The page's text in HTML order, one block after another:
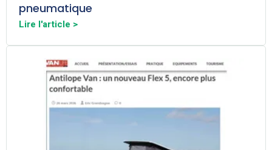
pneumatique
Lire l'article >